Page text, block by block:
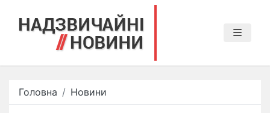
Головна Новини